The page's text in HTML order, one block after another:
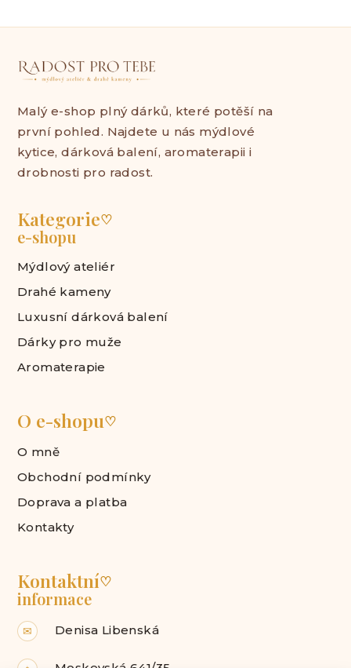
Malý e-shop plný dárků, které potěší na
první pohled. Najdete u nás mýdlové
kytice, dárková balení, aromaterapii i
drobnosti pro radost.
Kategorie♡
e-shopu
Mýdlový ateliér
Drahé kameny
Luxusní dárková balení
Dárky pro muže
Aromaterapie
O e-shopu♡
O mně
Obchodní podmínky
Doprava a platba
Kontakty
Kontaktní♡
informace
✉ Denisa Libenská